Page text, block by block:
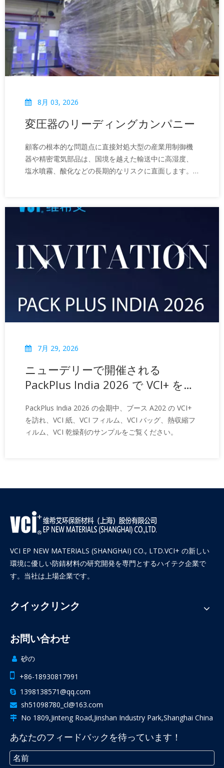
8月 03, 2026
変圧器のリーディングカンパニー
顧客の根本的な問題点に直接対処大型の産業用制御機
器や精密電気部品は、国境を越えた輸送中に高湿度、
塩水噴霧、酸化などの長期的なリスクに直面します。
7月 29, 2026
ニューデリーで開催される
PackPlus India 2026 で VCI+ をご
PackPlus India 2026 の会期中、ブース A202 の VCI+
を訪れ、VCI 紙、VCI フィルム、VCI バッグ、熱収縮フ
ィルム、VCI 乾燥剤のサンプルをご覧ください。
VCI EP NEW MATERIALS (SHANGHAI) CO., LTD.VCI+ の新しい
環境に優しい防錆材料の研究開発を専門とするハイテク企業で
す。当社は上場企業です。
クイックリンク
お問い合わせ
 砂の
 +86-18930817991
 1398138571@qq.com
 sh51098780_cl@163.com
 No 1809,Jinteng Road,Jinshan Industry Park,Shanghai China
あなたのフィードバックを待っています！